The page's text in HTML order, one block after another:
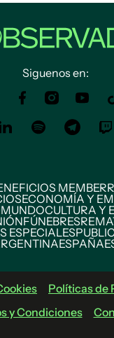
Siguenos en:
MEMBER
ECONOMÍA Y
MUNDOCULTURA Y
FÚNEBRES
ESPECIALES
ESPAÑA
Políticas de
y Condiciones